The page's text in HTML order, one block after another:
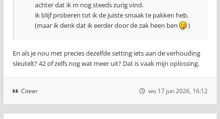
achter dat ik m nog steeds zurig vind.
ik blijf proberen tot ik de juiste smaak te pakken heb.
(maar ik denk dat ik eerder door de zak heen ben
)
En als je nou met precies dezelfde setting iets aan de verhouding
sleutelt? 42 of zelfs nog wat meer uit? Dat is vaak mijn oplossing.
Citeer wo 17 jun 2026, 16:12